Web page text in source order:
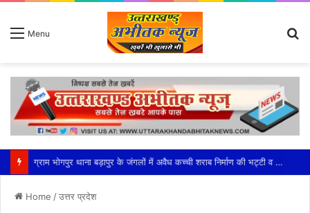
Menu
महेश्वरी मंडल की सक्रियता से सफल हुआ भाजपा का बूथ अध्यक्ष सम्मेलन
Home /उत्तर प्रदेश